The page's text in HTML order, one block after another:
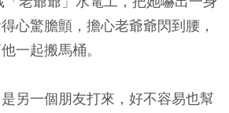
心驚膽顫，擔心老爺爺閃到腰，
一起搬馬桶。
另一個朋友打來，好不容易也幫